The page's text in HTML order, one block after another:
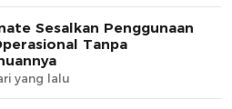
Sesalkan Penggunaan
Tanpa
yang lalu